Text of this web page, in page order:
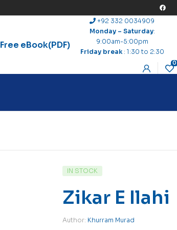
Free eBook(PDF)
+92 332 0034909
Monday – Saturday:
9:00am-5:00pm
Friday break: 1:30 to 2:30
0
IN STOCK
Zikar E Ilahi
Author: Khurram Murad